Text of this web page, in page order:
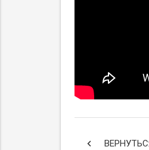
keyboard_arrow_left